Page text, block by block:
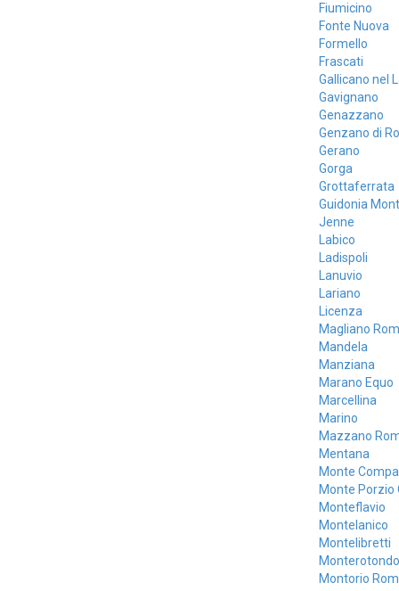
Fiumicino
Fonte Nuova
Formello
Frascati
Gallicano nel
Gavignano
Genazzano
Genzano di
Gerano
Gorga
Grottaferrata
Guidonia
Jenne
Labico
Ladispoli
Lanuvio
Lariano
Licenza
Magliano
Mandela
Manziana
Marano Equo
Marcellina
Marino
Mazzano
Mentana
Monte
Monte Porzio
Monteflavio
Montelanico
Montelibretti
Monterotondo
Montorio